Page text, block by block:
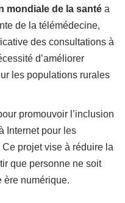
mondiale de la santé a
de la télémédecine,
des consultations à
d’améliorer
les populations rurales
promouvoir l’inclusion
Internet pour les
projet vise à réduire la
que personne ne soit
ère numérique.